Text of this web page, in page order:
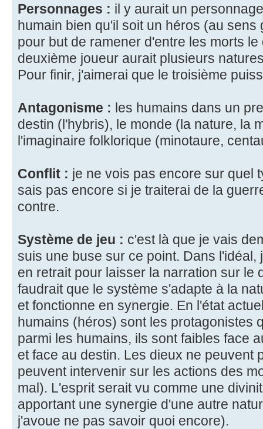
Personnages : il y aurait un
humain bien qu'il soit un héros (au sens
pour but de ramener d'entre les morts
deuxième joueur aurait plusieurs
Pour finir, j'aimerai que le troisième
Antagonisme : les humains dans un
destin (l'hybris), le monde (la nature, la
l'imaginaire folklorique (minotaure,
Conflit : je ne vois pas encore sur quel
sais pas encore si je traiterai de la
contre.
Système de jeu : c'est là que je vais
suis une buse sur ce point. Dans l'idéal,
en retrait pour laisser la narration sur le
faudrait que le système s'adapte à la
et fonctionne en synergie. En l'état
humains (héros) sont les protagonistes
parmi les humains, ils sont faibles face
et face au destin. Les dieux ne peuvent
peuvent intervenir sur les actions des
mal). L'esprit serait vu comme une
apportant une synergie d'une autre
j'avoue ne pas savoir quoi encore).